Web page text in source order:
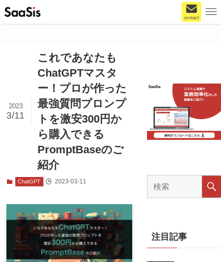
contact
これであなたも
ChatGPTマスタ
ー！プロが作った
最強質問プロンプ
トを激安300円か
ら購入できる
PromptBaseのご
紹介
2023
3/11
ChatGPT 2023-03-11
注目記事